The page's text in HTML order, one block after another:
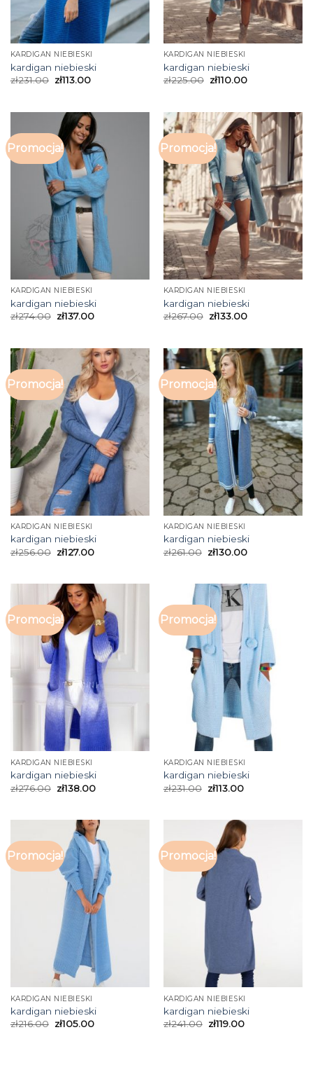
KARDIGAN NIEBIESKI
kardigan niebieski
zł231.00 zł113.00
KARDIGAN NIEBIESKI
kardigan niebieski
zł225.00 zł110.00
Promocja!
KARDIGAN NIEBIESKI
kardigan niebieski
zł274.00 zł137.00
Promocja!
KARDIGAN NIEBIESKI
kardigan niebieski
zł267.00 zł133.00
Promocja!
KARDIGAN NIEBIESKI
kardigan niebieski
zł256.00 zł127.00
Promocja!
KARDIGAN NIEBIESKI
kardigan niebieski
zł261.00 zł130.00
Promocja!
KARDIGAN NIEBIESKI
kardigan niebieski
zł276.00 zł138.00
Promocja!
KARDIGAN NIEBIESKI
kardigan niebieski
zł231.00 zł113.00
Promocja!
KARDIGAN NIEBIESKI
kardigan niebieski
zł216.00 zł105.00
Promocja!
KARDIGAN NIEBIESKI
kardigan niebieski
zł241.00 zł119.00